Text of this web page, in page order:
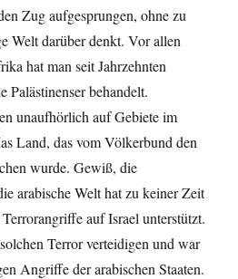
Zug aufgesprungen, ohne zu
Welt darüber denkt. Vor allen
hat man seit Jahrzehnten
Palästinenser behandelt.
unaufhörlich auf Gebiete im
Land, das vom Völkerbund den
wurde. Gewiß, die
arabische Welt hat zu keiner Zeit
auf Israel unterstützt.
Terror verteidigen und war
Angriffe der arabischen Staaten.